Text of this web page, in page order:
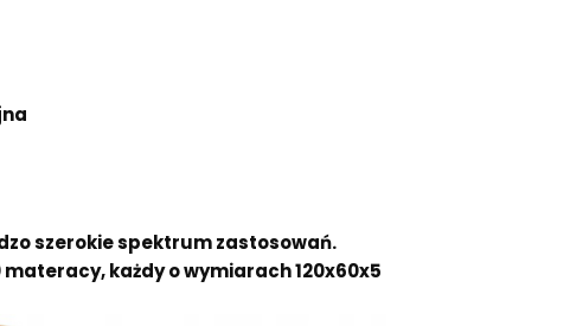
szerokie spektrum zastosowań.
materacy, każdy o wymiarach 120x60x5